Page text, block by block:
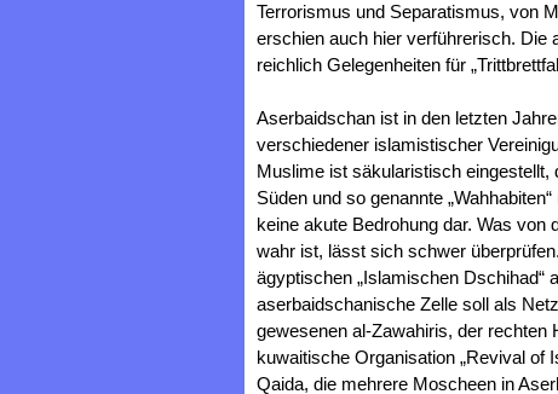
Terrorismus und Separatismus, von
erschien auch hier verführerisch. Die
reichlich Gelegenheiten für
Aserbaidschan ist in den letzten
verschiedener islamistischer
Muslime ist säkularistisch
Süden und so genannte
keine akute Bedrohung dar. Was von
wahr ist, lässt sich schwer
ägyptischen „Islamischen Dschihad“
aserbaidschanische Zelle soll als
gewesenen al-Zawahiris, der rechten
kuwaitische Organisation „Revival of
Qaida, die mehrere Moscheen in